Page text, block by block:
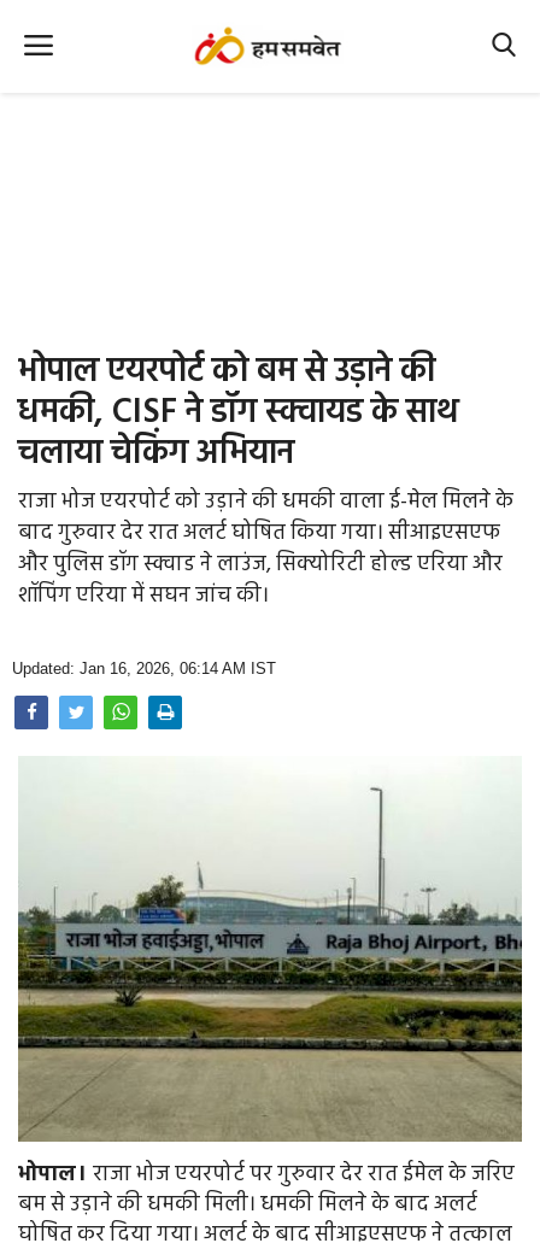
Office Office
Political Gossips
Farm & Food
Opinion
Photo Gallery
Home
भोपाल एयरपोर्ट को बम से उड़ाने की
धमकी, CISF ने डॉग स्क्वायड के साथ
चलाया चेकिंग अभियान
राजा भोज एयरपोर्ट को उड़ाने की धमकी वाला ई-मेल मिलने के
बाद गुरुवार देर रात अलर्ट घोषित किया गया। सीआइएसएफ
और पुलिस डॉग स्क्वाड ने लाउंज, सिक्योरिटी होल्ड एरिया और
शॉपिंग एरिया में सघन जांच की।
Updated: Jan 16, 2026, 06:14 AM IST
भोपाल। राजा भोज एयरपोर्ट पर गुरुवार देर रात ईमेल के जरिए
बम से उड़ाने की धमकी मिली। धमकी मिलने के बाद अलर्ट
घोषित कर दिया गया। अलर्ट के बाद सीआइएसएफ ने तत्काल